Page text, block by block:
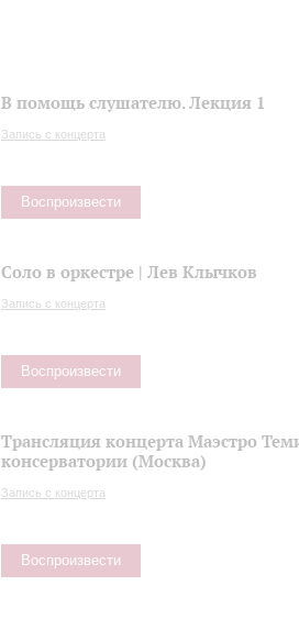
В помощь слушателю. Лекция 1
Запись с концерта
Воспроизвести
Соло в оркестре | Лев Клычков
Запись с концерта
Воспроизвести
Трансляция концерта Маэстро
консерватории (Москва)
Запись с концерта
Воспроизвести